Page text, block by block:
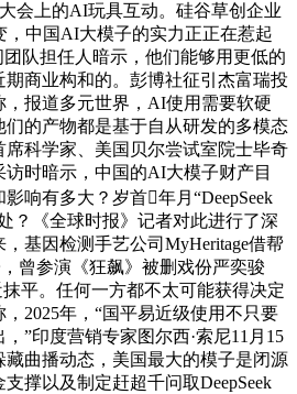
会上的AI玩具互动。硅谷草创企业
，中国AI大模子的实力正正在惹起
队担任人暗示，他们能够用更低的
期商业构和的。彭博社征引杰富瑞投
，报道多元世界，AI使用需要软硬
的产物都是基于自从研发的多模态
科学家、美国贝尔尝试室院士毕奇
时暗示，中国的AI大模子财产目
响有多大？岁首年月“DeepSeek
？《全球时报》记者对此进行了深
基因检测手艺公司MyHeritage借帮
曾参演《狂飙》被删戏份严奕骏
平。任何一方都不太可能获得决定
2025年，“国平易近级使用不只要
”印度营销专家图尔西·索尼11月15
藏曲播动态，美国最大的模子是闭源
撑以及制定赶超千问取DeepSeek